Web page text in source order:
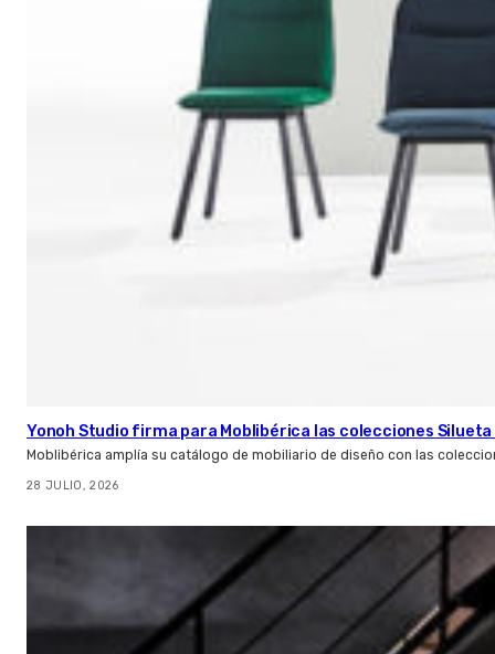
Yonoh Studio firma para Moblibérica las colecciones Silueta
Moblibérica amplía su catálogo de mobiliario de diseño con las
28 JULIO, 2026